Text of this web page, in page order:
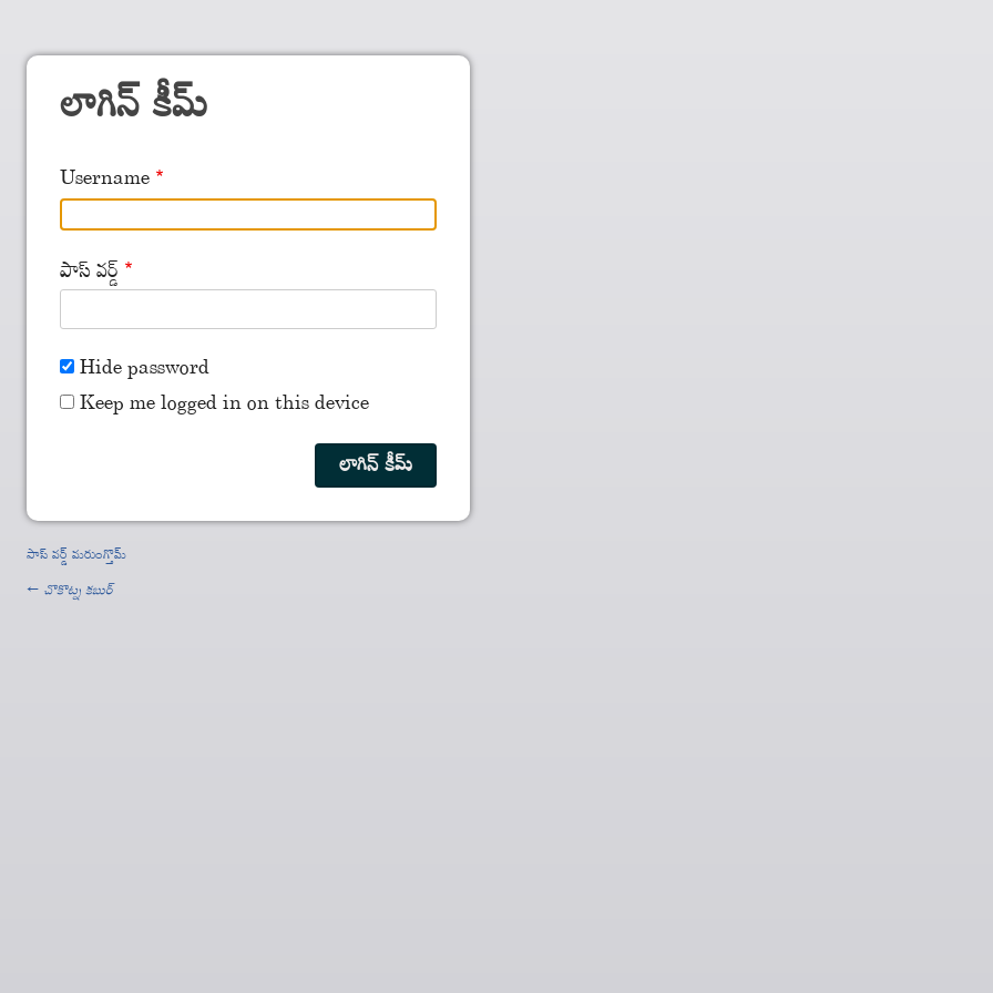
లాగిన్ కీమ్
Username
పాస్ వర్డ్
Hide password
Keep me logged in on this device
పాస్ వర్డ్ మరుంగ్తొమ్
← చొకొట్న కబుర్